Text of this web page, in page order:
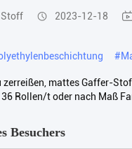
Stoff 2023-12-18
#
mattes Gaffer-
Rollen/t oder nach Maß
Besuchers